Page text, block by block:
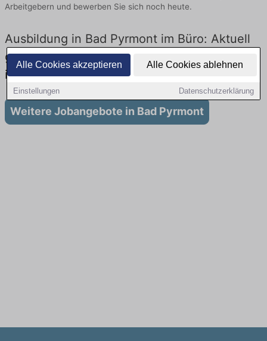
Alle Cookies akzeptieren Alle Cookies ablehnen
Einstellungen Datenschutzerklärung
Arbeitgebern und bewerben Sie sich noch heute.
Ausbildung in Bad Pyrmont im Büro: Aktuell
gibt es keine Stellenangebote für Ausbildung
in Bad Pyrmont
Weitere Jobangebote in Bad Pyrmont